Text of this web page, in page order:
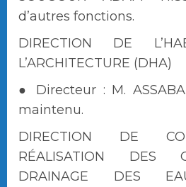
d’autres fonctions.
DIRECTION DE
L’ARCHITECTURE (DHA)
● Directeur : M.
maintenu.
DIRECTION DE
RÉALISATION DES
DRAINAGE DES